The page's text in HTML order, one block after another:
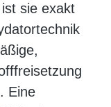
sie exakt
Eine